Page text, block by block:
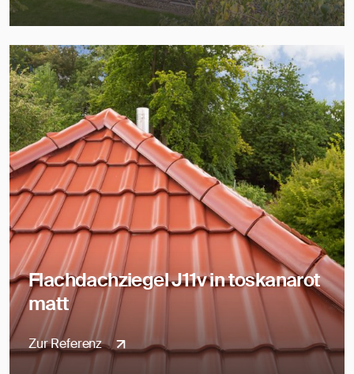
Flachdachziegel J11v in toskanarot
matt
Zur Referenz